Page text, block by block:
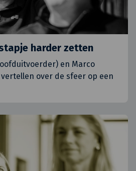
harder zetten
en Marco
over de sfeer op een